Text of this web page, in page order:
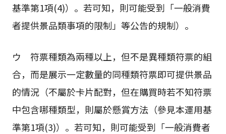
基準第1項(4)）。若可知，則可能受到「一般消費
者提供景品類事項的限制」等公告的規制）。
ウ 符票種類為兩種以上，但不是異種類符票的組
合，而是展示一定數量的同種類符票即可提供景品
的情況（不屬於卡片配對，但在購買時若不知符票
中包含哪種類型，則屬於懸賞方法（參見本運用基
準第1項(3)）。若可知，則可能受到「一般消費者